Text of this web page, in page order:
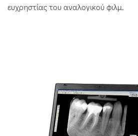
ευχρηστίας του αναλογικού φιλμ.